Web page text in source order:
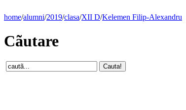
home/alumni/2019/clasa/XII D/Kelemen Filip-Alexandru
Cãutare